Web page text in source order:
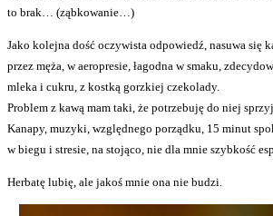
to brak… (ząbkowanie…)
Jako kolejna dość oczywista odpowiedź, nasuwa się
przez męża, w aeropresie, łagodna w smaku,
mleka i cukru, z kostką gorzkiej czekolady.
Problem z kawą mam taki, że potrzebuję do niej
Kanapy, muzyki, względnego porządku, 15 minut
w biegu i stresie, na stojąco, nie dla mnie szybkość
Herbatę lubię, ale jakoś mnie ona nie budzi.